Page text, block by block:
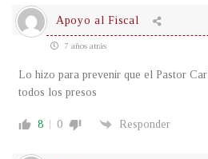
Apoyo al Fiscal
7 años atrás
Lo hizo para prevenir que el Pastor
todos los presos
8 0 Responder